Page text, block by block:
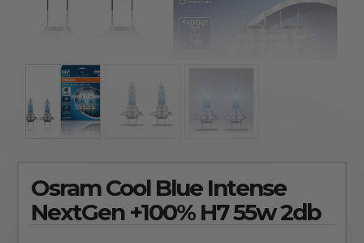
Osram Cool Blue Intense
NextGen +100% H7 55w 2db